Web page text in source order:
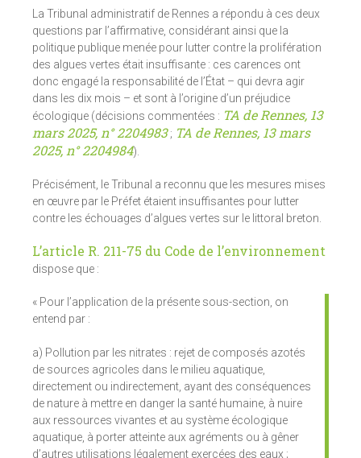
La Tribunal administratif de Rennes a répondu à ces deux
questions par l’affirmative, considérant ainsi que la
politique publique menée pour lutter contre la prolifération
des algues vertes était insuffisante : ces carences ont
donc engagé la responsabilité de l’État – qui devra agir
dans les dix mois – et sont à l’origine d’un préjudice
écologique (décisions commentées : TA de Rennes, 13
mars 2025, n° 2204983; TA de Rennes, 13 mars
2025, n° 2204984).
Précisément, le Tribunal a reconnu que les mesures mises
en œuvre par le Préfet étaient insuffisantes pour lutter
contre les échouages d’algues vertes sur le littoral breton.
L’article R. 211-75 du Code de l’environnement
dispose que :
« Pour l’application de la présente sous-section, on
entend par :
a) Pollution par les nitrates : rejet de composés azotés
de sources agricoles dans le milieu aquatique,
directement ou indirectement, ayant des conséquences
de nature à mettre en danger la santé humaine, à nuire
aux ressources vivantes et au système écologique
aquatique, à porter atteinte aux agréments ou à gêner
d’autres utilisations légalement exercées des eaux ;